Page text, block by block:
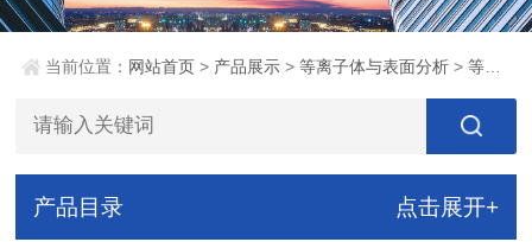
当前位置： 网站首页 > 产品展示 >等离子体与表面分析 >等离子体诊断
产品目录 点击展开+